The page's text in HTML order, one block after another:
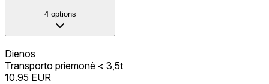
4 options
Dienos
Transporto priemonė < 3,5t
10.95 EUR